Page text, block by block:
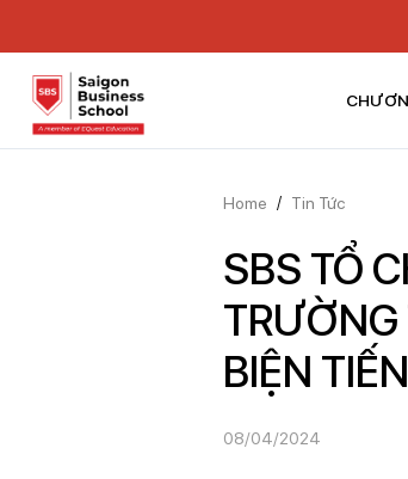
Home / Tin Tức
SBS TỔ
BIỆN
08/04/2024